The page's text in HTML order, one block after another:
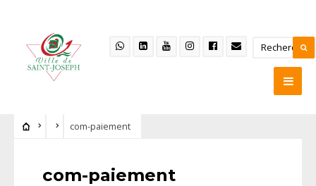
com-paiement
com-paiement